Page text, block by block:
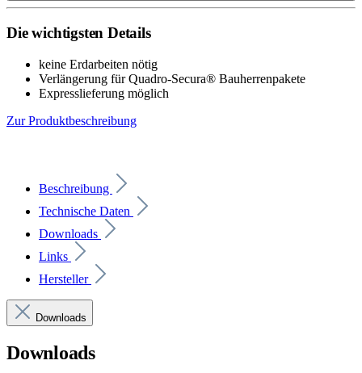
Die wichtigsten Details
keine Erdarbeiten nötig
Verlängerung für Quadro-Secura® Bauherrenpakete
Expresslieferung möglich
Zur Produktbeschreibung
Beschreibung
Technische Daten
Downloads
Links
Hersteller
Downloads
Downloads